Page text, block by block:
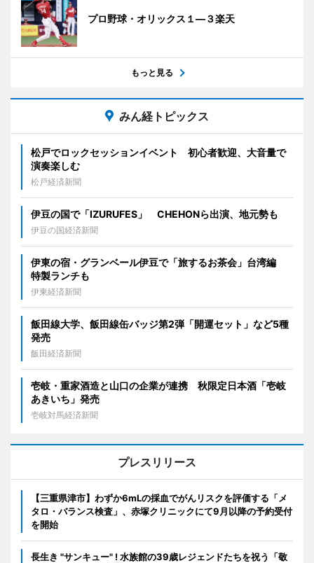
プロ野球・オリックス１―３楽天
もっと見る
みん経トピックス
松戸でロックセッションイベント 初心者歓迎、大音量で
演奏楽しむ
松戸経済新聞
伊豆の国で「IZURUFES」 CHEHONら出演、地元勢も
伊豆の国経済新聞
伊東の宿・グランベール伊豆で「旅するお茶会」台湾編
特製ランチも
伊東経済新聞
飯田線大学、飯田線缶バッジ第2弾「開運セット」など5種
発売
飯田経済新聞
壱岐・重家酒造と山口の企業が連携 秋限定日本酒「壱岐
あきいち」発売
壱岐対馬経済新聞
プレスリリース
【三重県津市】わずか6mLの採血でがんリスクを評価する「メ
タロ・バランス検査」、赤塚クリニックにて9月以降の予約受付
を開始
長生き "サンキュー" ! 水族館の39歳レジェンドたちを祝う「敬